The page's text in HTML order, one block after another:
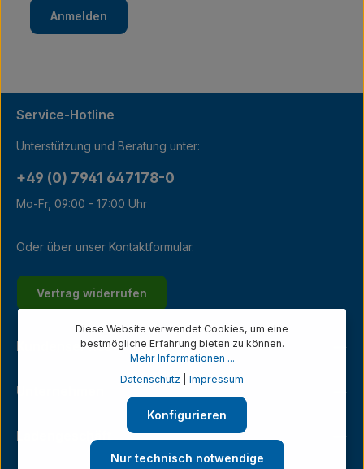
Anmelden
Service-Hotline
Unterstützung und Beratung unter:
+49 (0) 7941 647178-0
Mo-Fr, 09:00 - 17:00 Uhr
Oder über unser Kontaktformular.
Vertrag widerrufen
Kundenservice
Unternehmen
Ladengeschäft
Diese Website verwendet Cookies, um eine
bestmögliche Erfahrung bieten zu können.
Mehr Informationen ...
Datenschutz
Impressum
Nur technisch notwendige
Konfigurieren